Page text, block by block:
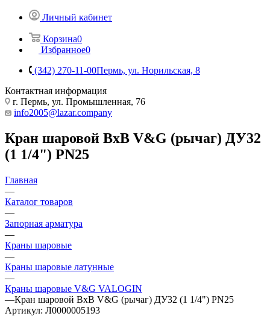
Личный кабинет
Корзина0
Избранное0
(342) 270-11-00Пермь, ул. Норильская, 8
Контактная информация
г. Пермь, ул. Промышленная, 76
info2005@lazar.company
Кран шаровой ВхВ V&G (рычаг) ДУ32
(1 1/4") PN25
Главная
—
Каталог товаров
—
Запорная арматура
—
Краны шаровые
—
Краны шаровые латунные
—
Краны шаровые V&G VALOGIN
—Кран шаровой ВхВ V&G (рычаг) ДУ32 (1 1/4") PN25
Артикул: Л0000005193